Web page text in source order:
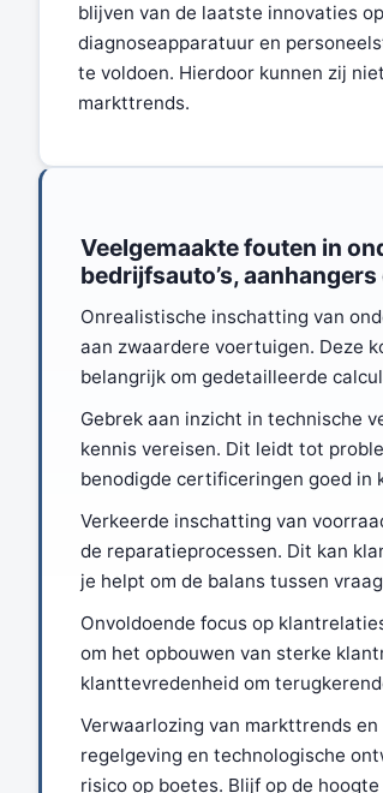
blijven van de laatste innovaties
diagnoseapparatuur en
te voldoen. Hierdoor kunnen zij
markttrends.
Veelgemaakte fouten in
bedrijfsauto’s,
Onrealistische inschatting van
aan zwaardere voertuigen. Deze
belangrijk om gedetailleerde
Gebrek aan inzicht in technische
kennis vereisen. Dit leidt tot
benodigde certificeringen goed in
Verkeerde inschatting van
de reparatieprocessen. Dit kan
je helpt om de balans tussen
Onvoldoende focus op
om het opbouwen van sterke
klanttevredenheid om
Verwaarlozing van markttrends
regelgeving en technologische
risico op boetes. Blijf op de